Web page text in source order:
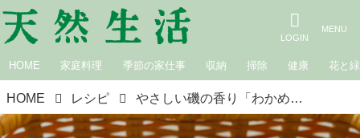
HOME 家庭料理 季節の家仕事 収納 掃除 健康 花と緑
HOME レシピ やさしい磯の香り「わかめの天ぷら風」のつくり方。やわらかくみずみずしい“春の新わかめ”を楽しむヘルシーな一品｜松田美智子の季節の仕事